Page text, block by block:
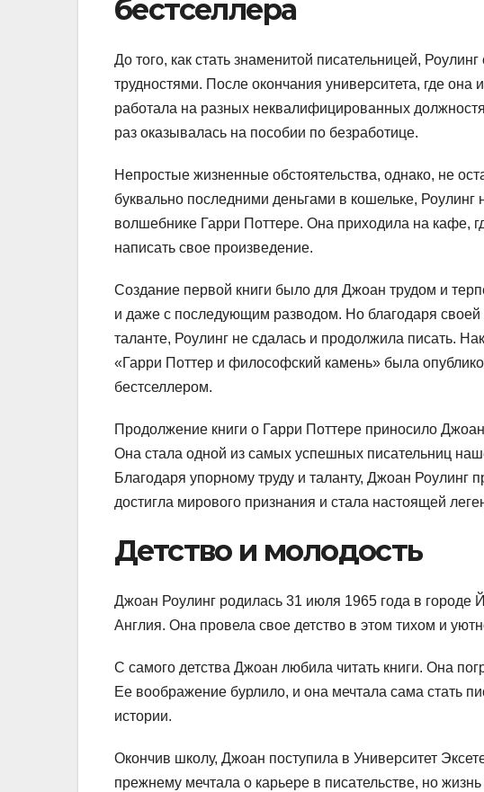
бестселлера
До того, как стать знаменитой писательницей,
трудностями. После окончания университета, где
работала на разных неквалифицированных
раз оказывалась на пособии по безработице.
Непростые жизненные обстоятельства, однако, не
буквально последними деньгами в кошельке,
волшебнике Гарри Поттере. Она приходила на кафе,
написать свое произведение.
Создание первой книги было для Джоан трудом и
и даже с последующим разводом. Но благодаря
таланте, Роулинг не сдалась и продолжила писать.
«Гарри Поттер и философский камень» была
бестселлером.
Продолжение книги о Гарри Поттере приносило
Она стала одной из самых успешных писательниц
Благодаря упорному труду и таланту, Джоан Роулинг
достигла мирового признания и стала настоящей
Детство и молодость
Джоан Роулинг родилась 31 июля 1965 года в городе
Англия. Она провела свое детство в этом тихом и
С самого детства Джоан любила читать книги. Она
Ее воображение бурлило, и она мечтала сама стать
истории.
Окончив школу, Джоан поступила в Университет
прежнему мечтала о карьере в писательстве, но